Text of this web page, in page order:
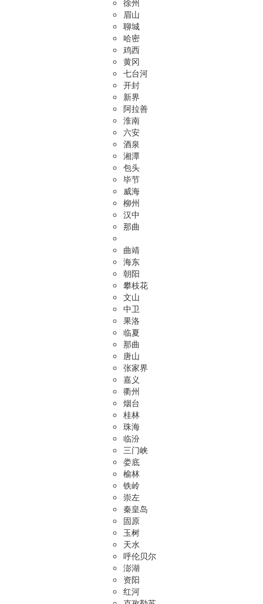
徐州
眉山
聊城
哈密
鸡西
黄冈
七台河
开封
新界
阿拉善
淮南
六安
酒泉
湘潭
包头
毕节
威海
柳州
汉中
那曲
曲靖
海东
朝阳
攀枝花
文山
中卫
果洛
临夏
那曲
唐山
张家界
嘉义
衢州
烟台
桂林
珠海
临汾
三门峡
娄底
榆林
铁岭
崇左
秦皇岛
固原
玉树
天水
呼伦贝尔
澎湖
资阳
红河